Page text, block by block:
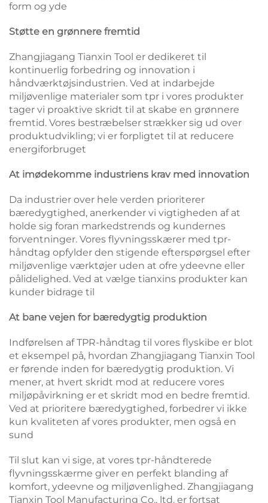
form og yde
Støtte en grønnere fremtid
Zhangjiagang Tianxin Tool er dedikeret til
kontinuerlig forbedring og innovation i
håndværktøjsindustrien. Ved at indarbejde
miljøvenlige materialer som tpr i vores produkter
tager vi proaktive skridt til at skabe en grønnere
fremtid. Vores bestræbelser strækker sig ud over
produktudvikling; vi er forpligtet til at reducere
energiforbruget
At imødekomme industriens krav med innovation
Da industrier over hele verden prioriterer
bæredygtighed, anerkender vi vigtigheden af at
holde sig foran markedstrends og kundernes
forventninger. Vores flyvningsskærer med tpr-
håndtag opfylder den stigende efterspørgsel efter
miljøvenlige værktøjer uden at ofre ydeevne eller
pålidelighed. Ved at vælge tianxins produkter kan
kunder bidrage til
At bane vejen for bæredygtig produktion
Indførelsen af TPR-håndtag til vores flyskibe er blot
et eksempel på, hvordan Zhangjiagang Tianxin Tool
er førende inden for bæredygtig produktion. Vi
mener, at hvert skridt mod at reducere vores
miljøpåvirkning er et skridt mod en bedre fremtid.
Ved at prioritere bæredygtighed, forbedrer vi ikke
kun kvaliteten af vores produkter, men også en
sund
Til slut kan vi sige, at vores tpr-håndterede
flyvningsskærme giver en perfekt blanding af
komfort, ydeevne og miljøvenlighed. Zhangjiagang
Tianxin Tool Manufacturing Co., ltd. er fortsat